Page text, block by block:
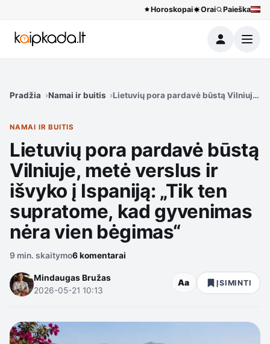
Horoskopai Orai Paieška
Meniu
Pradžia Namai ir buitis Lietuvių pora pardavė būstą Vilniuje,
NAMAI IR BUITIS
Lietuvių pora pardavė būstą
Vilniuje, metė verslus ir
išvyko į Ispaniją: „Tik ten
supratome, kad gyvenimas
nėra vien bėgimas“
9 min. skaitymo6 komentarai
Mindaugas Bružas
2026-05-21 10:13
Aa ĮSIMINTI